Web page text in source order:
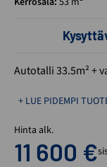
Autotalli 33.5m² +
+ LUE PIDEMPI
Hinta alk.
11 600 €